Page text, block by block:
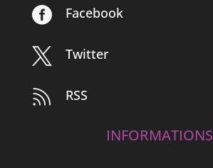
 Facebook
 Twitter
 RSS
INFORMATIONS